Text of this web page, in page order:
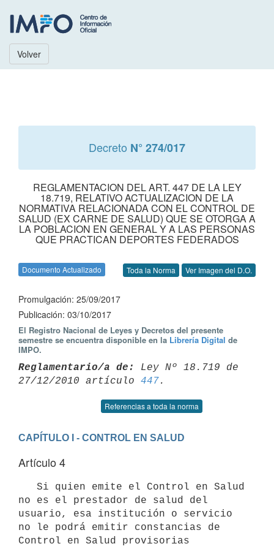
Volver
Decreto N° 274/017
REGLAMENTACION DEL ART. 447 DE LA LEY
18.719, RELATIVO ACTUALIZACION DE LA
NORMATIVA RELACIONADA CON EL CONTROL DE
SALUD (EX CARNE DE SALUD) QUE SE OTORGA A
LA POBLACION EN GENERAL Y A LAS PERSONAS
QUE PRACTICAN DEPORTES FEDERADOS
Documento Actualizado Toda la Norma Ver Imagen del D.O.
Promulgación: 25/09/2017
Publicación: 03/10/2017
El Registro Nacional de Leyes y Decretos del presente
semestre se encuentra disponible en la Librería Digital de
IMPO.
Reglamentario/a de:
Ley Nº 18.719 de
27/12/2010 artículo 447
Referencias a toda la norma
CAPÍTULO I - CONTROL EN SALUD
Artículo 4
no es el prestador de salud del
usuario, esa institución o servicio
no le podrá emitir constancias de
Control en Salud provisorias